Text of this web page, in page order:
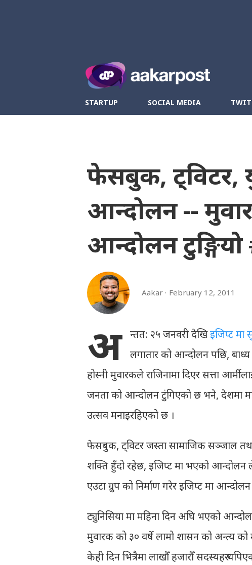
STARTUP SOCIAL MEDIA
फेसबुक, ट्विटर,
आन्दोलन --
आन्दोलन
Aakar February 12, 2011
अ न्तत: २५ जनवरी देखिइजिप्ट मा
लगातार को आन्दोलन पछि, बाध्य
होस्नी मुवारकले राजिनामा दिएर सत्ता
जनता को आन्दोलन टुंगिएको छ भने, देशमा
उत्सव मनाइरहिएको छ ।
फेसबुक, ट्विटर जस्ता सामाजिक सञ्जाल
शक्ति हुँदो रहेछ, इजिप्ट मा भएको
एउटा ग्रुप को निर्माण गरेर इजिप्ट मा
ट्युनिसिया मा महिना दिन अघि भएको आन्दोलन
मुवारक को ३० वर्षे लामो शासन को अन्त्य
केही दिन भित्रैमा लाखौँ हजारौँ सदस्यहरु